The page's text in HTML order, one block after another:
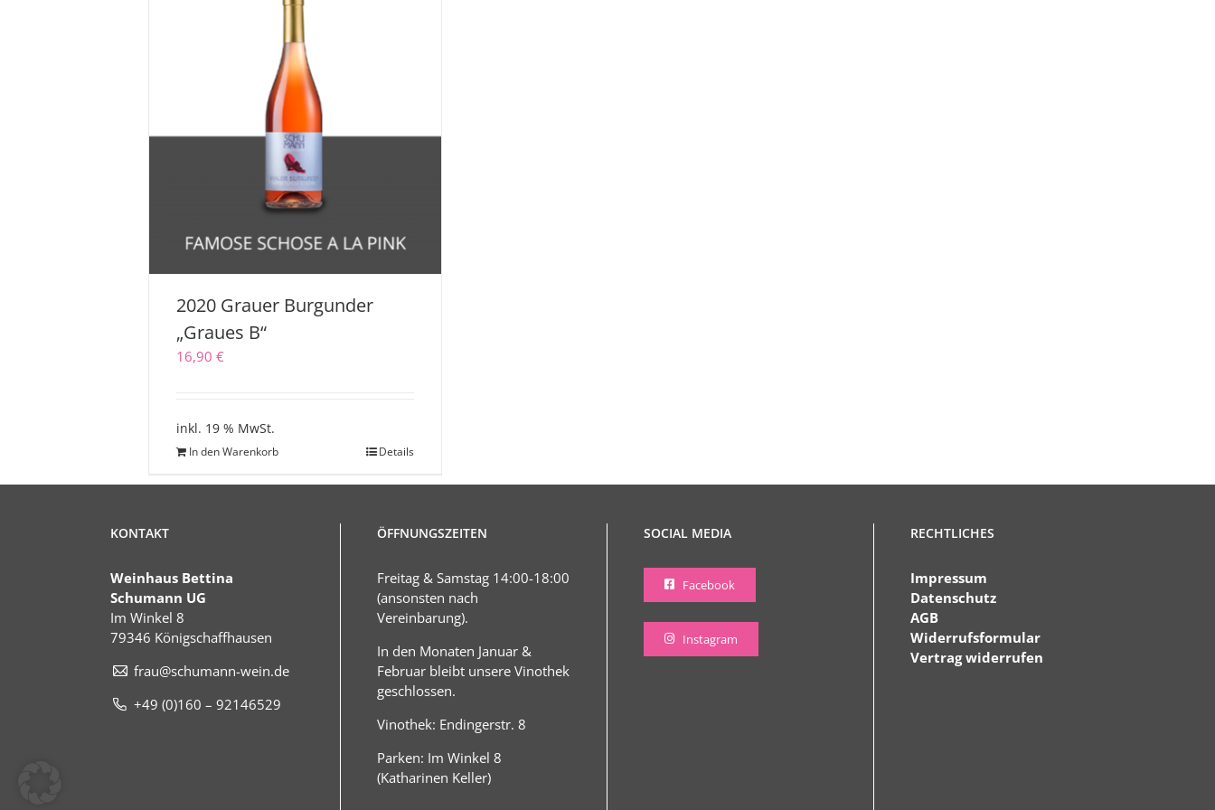
2020 Grauer Burgunder
„Graues B“
16,90€
inkl. 19 % MwSt.
In den Warenkorb Details
KONTAKT
Weinhaus Bettina
Schumann UG
Im Winkel 8
79346 Königschaffhausen
frau@schumann-wein.de
+49 (0)160 – 92146529
ÖFFNUNGSZEITEN
Freitag & Samstag 14:00-18:00
(ansonsten nach
Vereinbarung).
In den Monaten Januar &
Februar bleibt unsere Vinothek
geschlossen.
Vinothek: Endingerstr. 8
Parken: Im Winkel 8
(Katharinen Keller)
SOCIAL MEDIA
Facebook
Instagram
RECHTLICHES
Impressum
Datenschutz
AGB
Widerrufsformular
Vertrag widerrufen